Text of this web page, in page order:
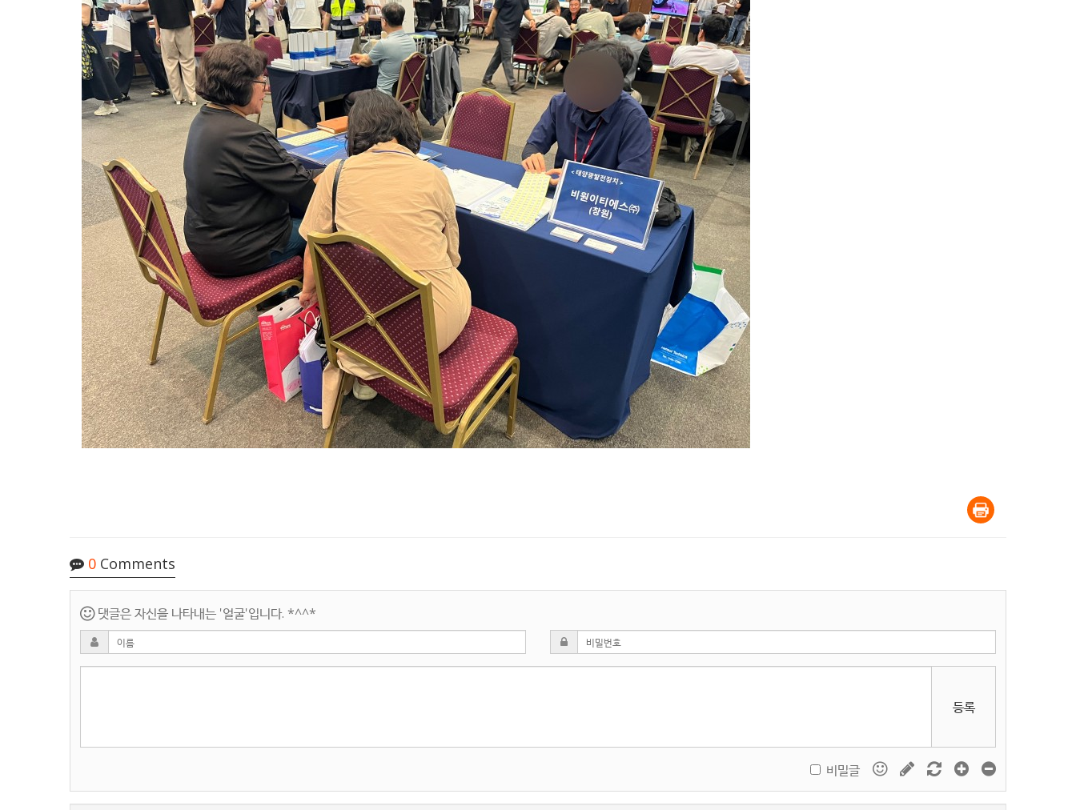
0 Comments
댓글은 자신을 나타내는 '얼굴'입니다. *^^*
등록
비밀글